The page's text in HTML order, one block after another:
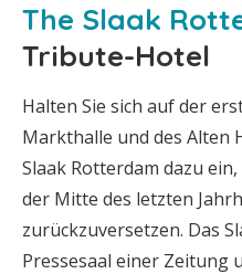
The Slaak
Tribute-Hotel
Halten Sie sich auf der
Markthalle und des Alten
Slaak Rotterdam dazu
der Mitte des letzten
zurückzuversetzen. Das
Pressesaal einer